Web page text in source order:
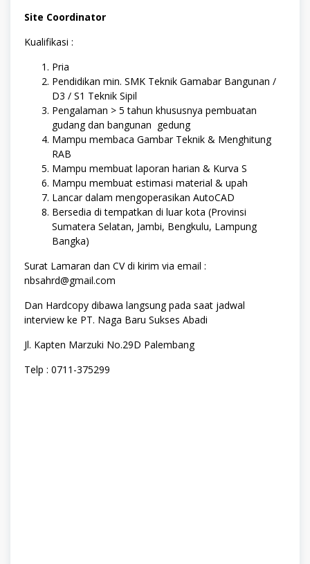
Site Coordinator
Kualifikasi :
Pria
Pendidikan min. SMK Teknik Gamabar Bangunan /
D3 / S1 Teknik Sipil
Pengalaman > 5 tahun khususnya pembuatan
gudang dan bangunan gedung
Mampu membaca Gambar Teknik & Menghitung
RAB
Mampu membuat laporan harian & Kurva S
Mampu membuat estimasi material & upah
Lancar dalam mengoperasikan AutoCAD
Bersedia di tempatkan di luar kota (Provinsi
Sumatera Selatan, Jambi, Bengkulu, Lampung
Bangka)
Surat Lamaran dan CV di kirim via email :
nbsahrd@gmail.com
Dan Hardcopy dibawa langsung pada saat jadwal
interview ke PT. Naga Baru Sukses Abadi
Jl. Kapten Marzuki No.29D Palembang
Telp : 0711-375299